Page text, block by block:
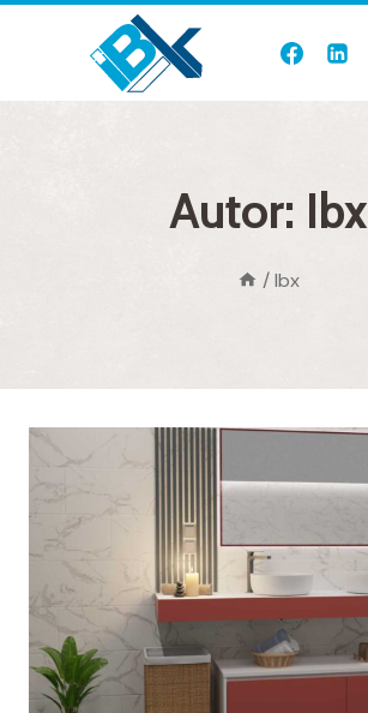
Saltar
contenido
Autor: Ibx
/ Ibx